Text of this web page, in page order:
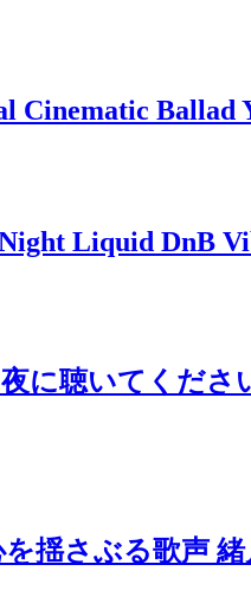
Cinematic Ballad
Liquid DnB
に聴いてくださ
を揺さぶる歌声